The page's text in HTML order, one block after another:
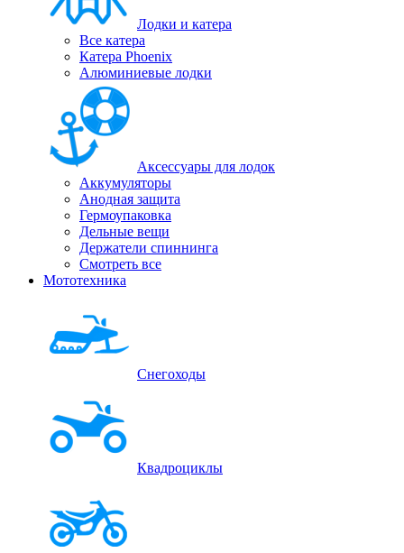
Лодки и катера
Все катера
Катера Phoenix
Алюминиевые лодки
Аксессуары для лодок
Аккумуляторы
Анодная защита
Гермоупаковка
Дельные вещи
Держатели спиннинга
Смотреть все
Мототехника
Снегоходы
Квадроциклы